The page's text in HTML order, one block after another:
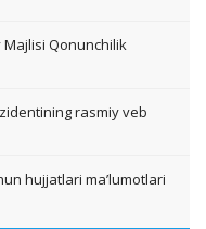
Majlisi Qonunchilik
rasmiy veb
hujjatlari ma’lumotlari